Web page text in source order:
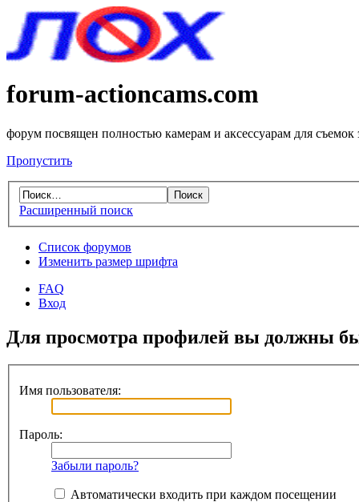
forum-actioncams.com
форум посвящен полностью камерам и аксессуарам для съемок
Пропустить
Расширенный поиск
Список форумов
Изменить размер шрифта
FAQ
Вход
Для просмотра профилей вы должны
Имя пользователя:
Пароль:
Забыли пароль?
Автоматически входить при каждом посещении